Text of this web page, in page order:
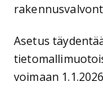
Asetus
voimaan